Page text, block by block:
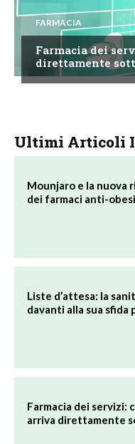
FARMACIA
Farmacia dei
direttamente
Ultimi Articoli
Mounjaro e la nuova
dei farmaci anti-
Liste d’attesa: la
davanti alla sua sfida
Farmacia dei servizi:
arriva direttamente